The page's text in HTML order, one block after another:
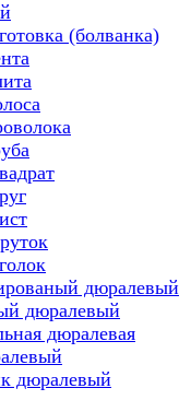
(болванка)
дюралевый
дюралевый
дюралевая
дюралевый